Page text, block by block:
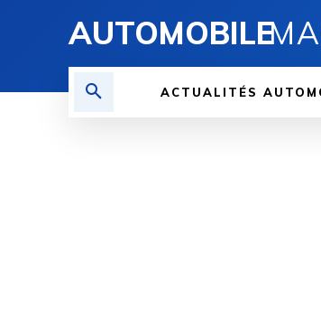
AUTOMOBILE
ACTUALITÉS